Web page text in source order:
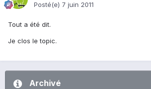
Posté(e) 7 juin 2011
Tout a été dit.
Je clos le topic.
Archivé